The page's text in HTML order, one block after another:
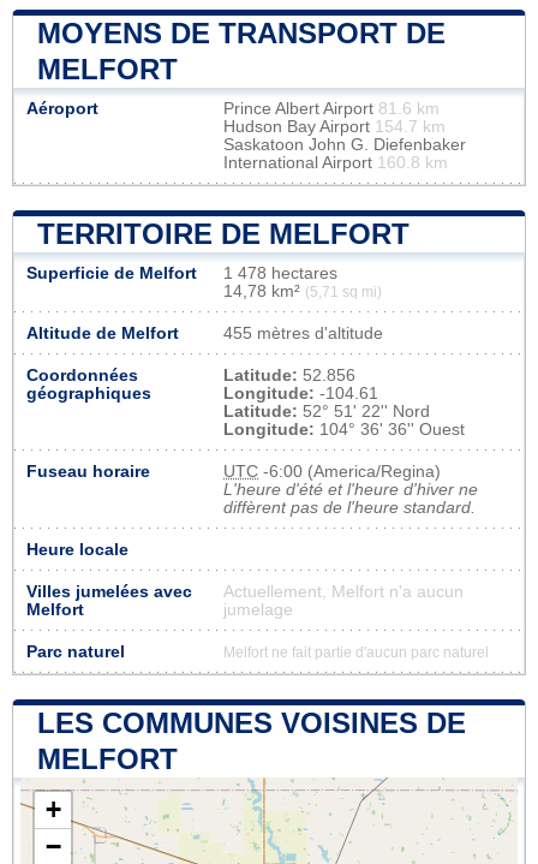
MOYENS DE TRANSPORT DE
MELFORT
Aéroport Prince Albert Airport 81.6 km
Hudson Bay Airport 154.7 km
Saskatoon John G. Diefenbaker
International Airport 160.8 km
TERRITOIRE DE MELFORT
Superficie de Melfort
1 478 hectares
14,78 km² (5,71 sq mi)
Altitude de Melfort 455 mètres d'altitude
Coordonnées
géographiques
Latitude: 52.856
Longitude: -104.61
Latitude: 52° 51' 22'' Nord
Longitude: 104° 36' 36'' Ouest
Fuseau horaire UTC -6:00 (America/Regina)
L'heure d'été et l'heure d'hiver ne
diffèrent pas de l'heure standard.
Heure locale
Villes jumelées avec
Melfort
Actuellement, Melfort n'a aucun
jumelage
Parc naturel Melfort ne fait partie d'aucun parc naturel
LES COMMUNES VOISINES DE
MELFORT
+
−